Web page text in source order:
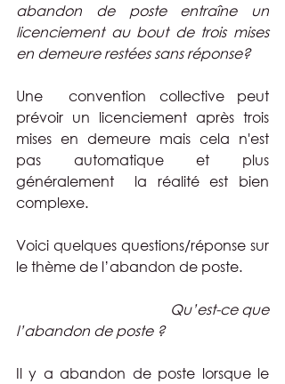
abandon de poste entraîne un
licenciement au bout de trois mises
en demeure restées sans réponse?
Une  convention collective peut
prévoir un licenciement après trois
mises en demeure mais cela n'est
pas automatique et plus
généralement  la réalité est bien
complexe.
Voici quelques questions/réponse sur
le thème de l’abandon de poste.
Qu’est-ce que
l’abandon de poste ?
Il y a abandon de poste lorsque le